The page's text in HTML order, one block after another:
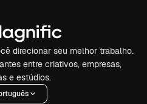
direcionar seu melhor trabalho.
entre criativos, empresas,
e estúdios.